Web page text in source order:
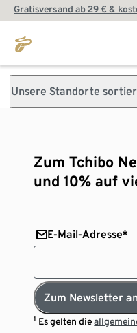
Gratisversand ab 29 € &
Unsere Standorte
Zum Tchibo
und 10% auf
E-Mail-Adresse*
Zum Newsletter
¹ Es gelten die